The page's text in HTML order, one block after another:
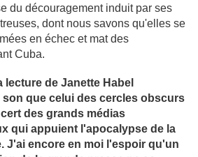
du découragement induit par ses
dont nous savons qu'elles se
en échec et mat des
Cuba.
de Janette Habel
son que celui des cercles obscurs
des grands médias
qui appuient l'apocalypse de la
J'ai encore en moi l'espoir qu'un